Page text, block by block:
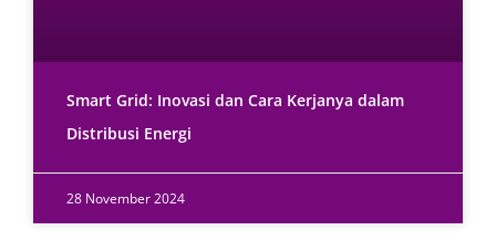
Smart Grid: Inovasi dan Cara Kerjanya dalam
Distribusi Energi
28 November 2024